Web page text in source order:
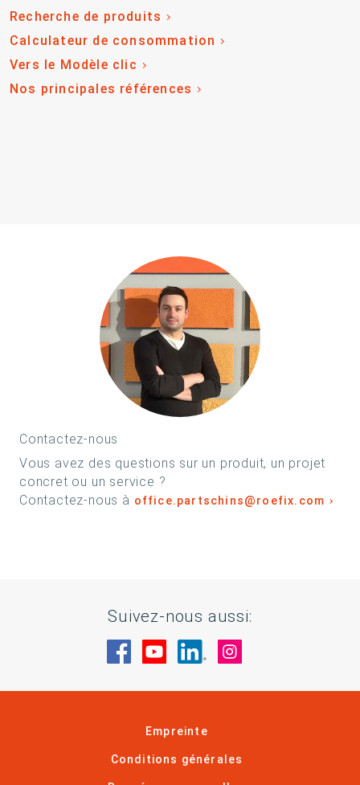
Recherche de produits
Calculateur de consommation
Vers le Modèle clic
Nos principales références
Contactez-nous
Vous avez des questions sur un produit, un projet
concret ou un service ?
Contactez-nous à office.partschins@roefix.com
Suivez-nous aussi:
Rendez-nous visite sur Facebook
Rendez-nous visite sur
Rendez-nous visite
Empreinte
Conditions générales